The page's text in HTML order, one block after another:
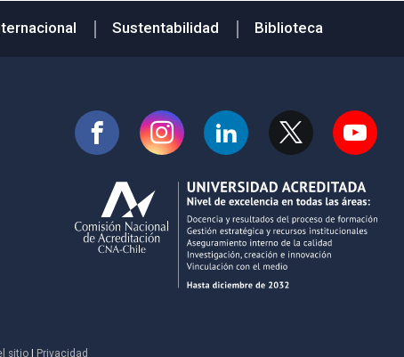
Sustentabilidad Biblioteca
sitio Privacidad